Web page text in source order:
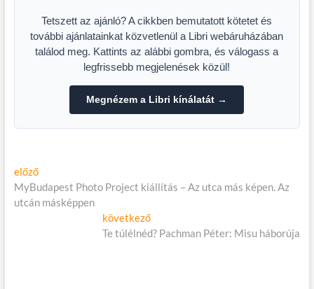
Tetszett az ajánló? A cikkben bemutatott kötetet és
további ajánlatainkat közvetlenül a Libri webáruházában
találod meg. Kattints az alábbi gombra, és válogass a
legfrissebb megjelenések közül!
Megnézem a Libri kínálatát →
Bejegyzés
navigáció
előzőElőző
cikk:
MyBudapest Photo Project kiállítás – Az utca más képen. Az
utcán másképpen
következőKövetkező
cikk:
Te túlélnéd? Pachman Péter: Misu háborúja